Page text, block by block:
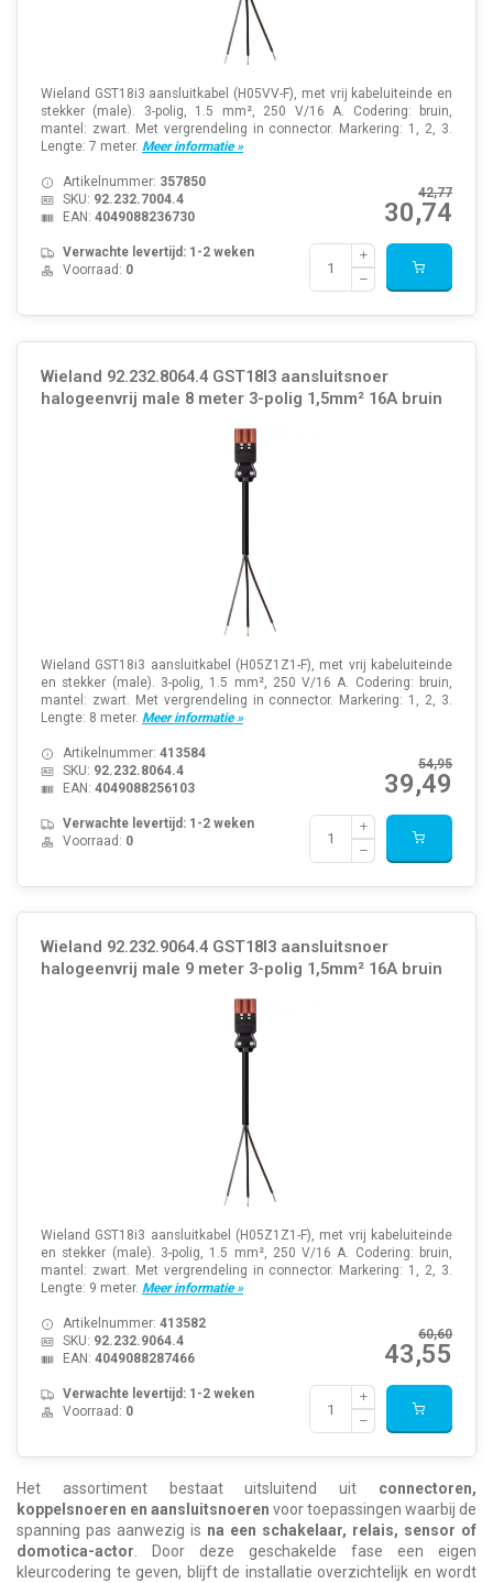
Wieland GST18i3 aansluitkabel (H05VV-F), met vrij kabeluiteinde en
stekker (male). 3-polig, 1.5 mm², 250 V/16 A. Codering: bruin,
mantel: zwart. Met vergrendeling in connector. Markering: 1, 2, 3.
Lengte: 7 meter. Meer informatie »
42,77
30,74
Artikelnummer: 357850
SKU: 92.232.7004.4
EAN: 4049088236730
Verwachte levertijd: 1-2 weken
Voorraad: 0
Wieland 92.232.8064.4 GST18I3 aansluitsnoer
halogeenvrij male 8 meter 3-polig 1,5mm² 16A bruin
Wieland GST18i3 aansluitkabel (H05Z1Z1-F), met vrij kabeluiteinde
en stekker (male). 3-polig, 1.5 mm², 250 V/16 A. Codering: bruin,
mantel: zwart. Met vergrendeling in connector. Markering: 1, 2, 3.
Lengte: 8 meter. Meer informatie »
54,95
39,49
Artikelnummer: 413584
SKU: 92.232.8064.4
EAN: 4049088256103
Verwachte levertijd: 1-2 weken
Voorraad: 0
Wieland 92.232.9064.4 GST18I3 aansluitsnoer
halogeenvrij male 9 meter 3-polig 1,5mm² 16A bruin
Wieland GST18i3 aansluitkabel (H05Z1Z1-F), met vrij kabeluiteinde
en stekker (male). 3-polig, 1.5 mm², 250 V/16 A. Codering: bruin,
mantel: zwart. Met vergrendeling in connector. Markering: 1, 2, 3.
Lengte: 9 meter. Meer informatie »
60,60
43,55
Artikelnummer: 413582
SKU: 92.232.9064.4
EAN: 4049088287466
Verwachte levertijd: 1-2 weken
Voorraad: 0
Het assortiment bestaat uitsluitend uit connectoren,
koppelsnoeren en aansluitsnoeren voor toepassingen waarbij de
spanning pas aanwezig is na een schakelaar, relais, sensor of
domotica-actor . Door deze geschakelde fase een eigen
kleurcodering te geven, blijft de installatie overzichtelijk en wordt